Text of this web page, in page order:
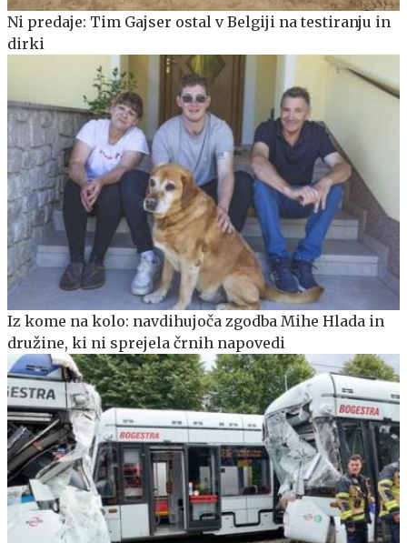
Ni predaje: Tim Gajser ostal v Belgiji na testiranju in
dirki
Iz kome na kolo: navdihujoča zgodba Mihe Hlada in
družine, ki ni sprejela črnih napovedi